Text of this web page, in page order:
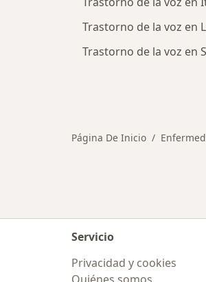
Trastorno de la voz en
Trastorno de la voz en
Página De Inicio
Servicio
Privacidad y cookies